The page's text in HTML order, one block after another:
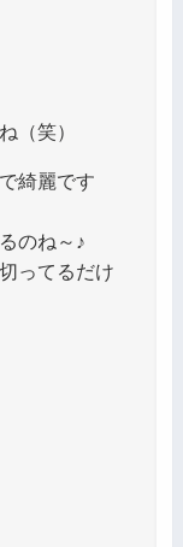
（笑）
綺麗です
のね～♪
ってるだけ